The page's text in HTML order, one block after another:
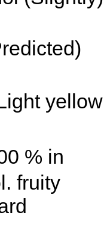
yellow
% in
fruity